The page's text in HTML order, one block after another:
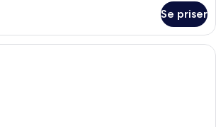
Se priser
Ett modernt vardagsrum med ett